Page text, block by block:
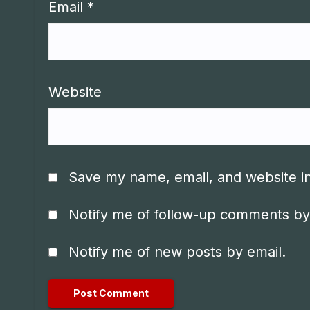
Email *
Website
Save my name, email, and website
Notify me of follow-up comments
Notify me of new posts by email.